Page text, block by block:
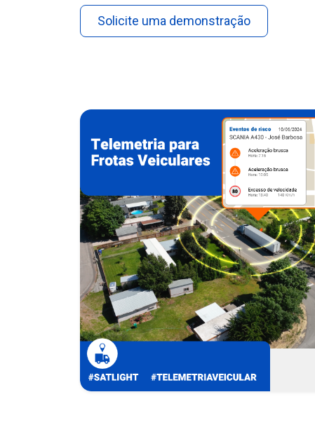
Solicite uma demonstração